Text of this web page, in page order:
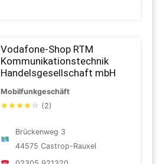
Vodafone-Shop RTM
Kommunikationstechnik
Handelsgesellschaft mbH
Mobilfunkgeschäft
★★★★ ☆ (2)
Brückenweg 3
44575 Castrop-Rauxel